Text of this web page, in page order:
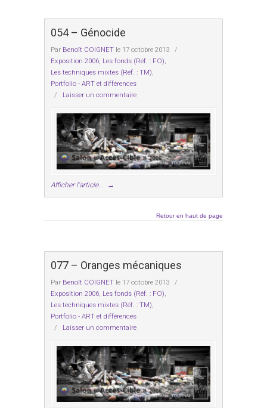
054 – Génocide
Par Benoît COIGNET le 17 octobre 2013
/
Exposition 2006, Les fonds (Réf. : FO),
Les techniques mixtes (Réf. : TM),
Portfolio - ART et différences
/ Laisser un commentaire
Afficher l'article... →
Retour en haut de page
077 – Oranges mécaniques
Par Benoît COIGNET le 17 octobre 2013
/
Exposition 2006, Les fonds (Réf. : FO),
Les techniques mixtes (Réf. : TM),
Portfolio - ART et différences
/ Laisser un commentaire